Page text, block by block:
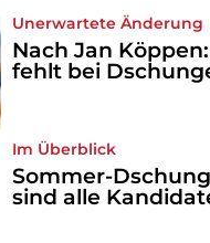
Unerwartete Änderung
Nach Jan
fehlt bei
Im Überblick
Sommer-
sind alle